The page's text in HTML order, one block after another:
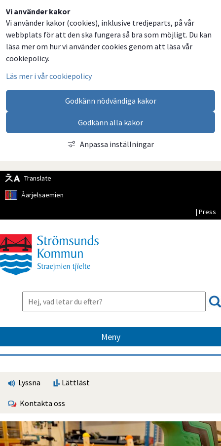
Vi använder kakor
Vi använder kakor (cookies), inklusive tredjeparts, på vår
webbplats för att den ska fungera så bra som möjligt. Du kan
läsa mer om hur vi använder cookies genom att läsa vår
cookiepolicy.
Läs mer i vår cookiepolicy
Godkänn nödvändiga kakor
Godkänn alla kakor
Anpassa inställningar
Translate
Åarjelsaemien
| Press
Meny
Lyssna Lättläst
Kontakta oss
Dela
på
Facebook
Dela
på
Twitter
Dela
på
LinkedIn
Dela
via
email